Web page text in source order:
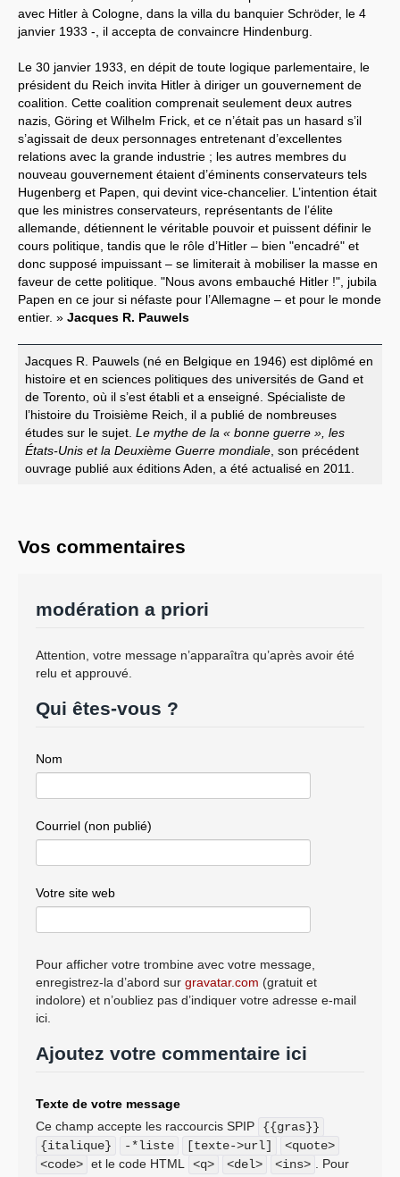
avec Hitler à Cologne, dans la villa du banquier Schröder, le 4
janvier 1933 -, il accepta de convaincre Hindenburg.
Le 30 janvier 1933, en dépit de toute logique parlementaire, le
président du Reich invita Hitler à diriger un gouvernement de
coalition. Cette coalition comprenait seulement deux autres
nazis, Göring et Wilhelm Frick, et ce n’était pas un hasard s’il
s’agissait de deux personnages entretenant d’excellentes
relations avec la grande industrie ; les autres membres du
nouveau gouvernement étaient d’éminents conservateurs tels
Hugenberg et Papen, qui devint vice-chancelier. L’intention était
que les ministres conservateurs, représentants de l’élite
allemande, détiennent le véritable pouvoir et puissent définir le
cours politique, tandis que le rôle d’Hitler – bien "encadré" et
donc supposé impuissant – se limiterait à mobiliser la masse en
faveur de cette politique. "Nous avons embauché Hitler !", jubila
Papen en ce jour si néfaste pour l’Allemagne – et pour le monde
entier. » Jacques R. Pauwels
Jacques R. Pauwels (né en Belgique en 1946) est diplômé en
histoire et en sciences politiques des universités de Gand et
de Torento, où il s’est établi et a enseigné. Spécialiste de
l’histoire du Troisième Reich, il a publié de nombreuses
études sur le sujet. Le mythe de la « bonne guerre », les
États-Unis et la Deuxième Guerre mondiale , son précédent
ouvrage publié aux éditions Aden, a été actualisé en 2011.
Vos commentaires
modération a priori
Attention, votre message n’apparaîtra qu’après avoir été
relu et approuvé.
Qui êtes-vous ?
Nom
Courriel (non publié)
Votre site web
Pour afficher votre trombine avec votre message,
enregistrez-la d’abord sur gravatar.com (gratuit et
indolore) et n’oubliez pas d’indiquer votre adresse e-mail
ici.
Ajoutez votre commentaire ici
Texte de votre message
Ce champ accepte les raccourcis SPIP
{{gras}}
{italique}
-*liste [texte->url]
<quote>
<code> et le code HTML <q> <del> <ins>
. Pour